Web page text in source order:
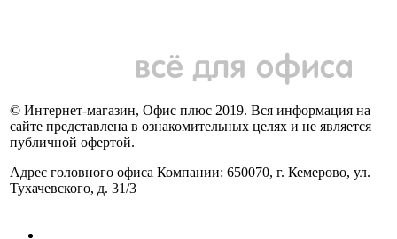
© Интернет-магазин, Офис плюс 2019. Вся информация на
сайте представлена в ознакомительных целях и не является
публичной офертой.
Адрес головного офиса Компании: 650070, г. Кемерово, ул.
Тухачевского, д. 31/3